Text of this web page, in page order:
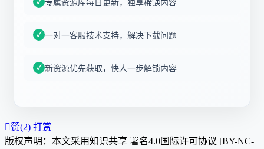
专属资源库每日更新，独享稀缺内容
一对一客服技术支持，解决下载问题
新资源优先获取，快人一步解锁内容
赞(2) 打赏
版权声明：本文采用知识共享 署名4.0国际许可协议 [BY-NC-